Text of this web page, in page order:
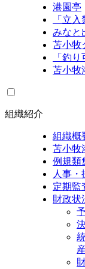
港園亭
「立
みなと
苫小牧
「釣
苫小牧
組織紹介
組織概
苫小牧
例規類
人事・
定期監
財政状